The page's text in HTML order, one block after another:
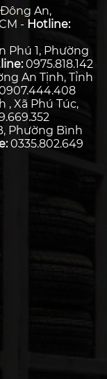
An,
- Hotline:
Phú 1, Phường
0975.818.142
An Tịnh, Tỉnh
, Xã Phú Túc,
Phường Bình
0335.802.649